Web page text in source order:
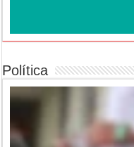
Política